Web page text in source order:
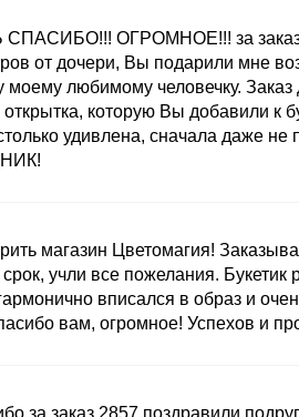
ОГРОМНОЕ!!! за заказ
от дочери, Вы подарили мне
моему любимому человечку.
которую Вы добавили к
удивлена, сначала даже
магазин Цветомагия!
учли все пожелания. Букетик
вписался в образ и
вам, огромное! Успехов и
за заказ 2857,поздравили